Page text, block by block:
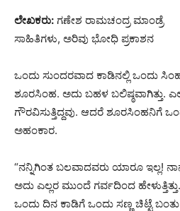
ಲೇಖಕರು: ಗಣೇಶ ರಾಮಚಂದ್ರ ಮಾಂಡ್ರೆ
ಸಾಹಿತಿಗಳು, ಅರಿವು ಭೋಧಿ ಪ್ರಕಾಶನ
ಒಂದು ಸುಂದರವಾದ ಕಾಡಿನಲ್ಲಿ ಒಂದು ಸಿಂಹ
ಶೂರಸಿಂಹ. ಅದು ಬಹಳ ಬಲಿಷ್ಠವಾಗಿತ್ತು.
ಗೌರವಿಸುತ್ತಿದ್ದವು. ಆದರೆ ಶೂರಸಿಂಹನಿಗೆ
ಅಹಂಕಾರ.
“ನನ್ನಿಗಿಂತ ಬಲವಾದವರು ಯಾರೂ ಇಲ್ಲ!
ಅದು ಎಲ್ಲರ ಮುಂದೆ ಗರ್ವದಿಂದ ಹೇಳುತ್ತಿತ್ತು.
ಒಂದು ದಿನ ಕಾಡಿಗೆ ಒಂದು ಸಣ್ಣ ಚಿಟ್ಟೆ